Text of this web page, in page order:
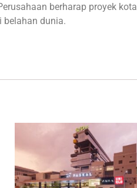
berharap proyek kota
belahan dunia.